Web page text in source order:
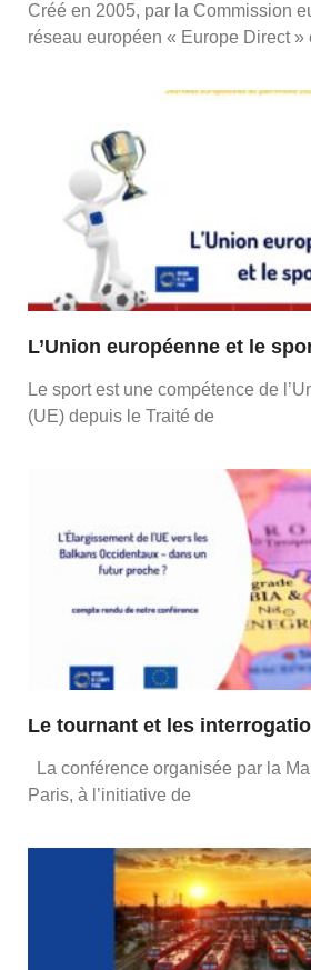
Créé en 2005, par la Commission
réseau européen « Europe Direct »
L’Union européenne et le
Le sport est une compétence de
(UE) depuis le Traité de
Le tournant et les
La conférence organisée par la
Paris, à l’initiative de